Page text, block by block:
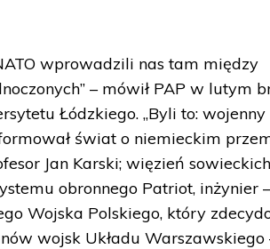
wprowadzili nas tam między
– mówił PAP w lutym
Łódzkiego. „Byli to: wojenny
świat o niemieckim
Jan Karski; więzień sowieckich
obronnego Patriot, inżynier
Wojska Polskiego, który
wojsk Układu Warszawskiego